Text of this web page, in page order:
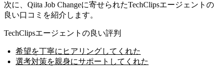
次に、Qiita Job Changeに寄せられたTechClipsエージェントの
良い口コミを紹介します。
TechClipsエージェントの良い評判
希望を丁寧にヒアリングしてくれた
選考対策を親身にサポートしてくれた